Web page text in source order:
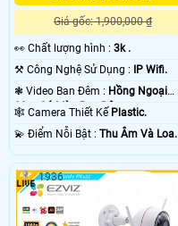
Giá gốc: 1,900,000 ₫
️👀 Chất lượng hình : 3k .
⚒ Công Nghệ Sử Dụng : IP Wifi.
❃ Video Ban Đêm : Hồng Ngoại
30m Có Màu Ban Ðêm.
🕸️ Camera Thiết Kế Plastic.
️💫 Điểm Nỗi Bật : Thu Âm Và Loa.
1936